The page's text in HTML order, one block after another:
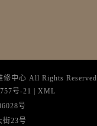
修中心 All Rights Reserved
号-21
XML
号
街23号